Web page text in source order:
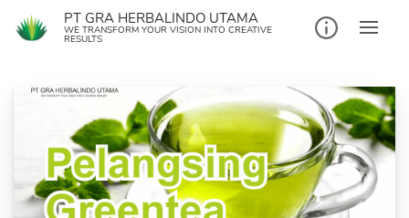
PT GRA HERBALINDO UTAMA
WE TRANSFORM YOUR VISION INTO CREATIVE
RESULTS